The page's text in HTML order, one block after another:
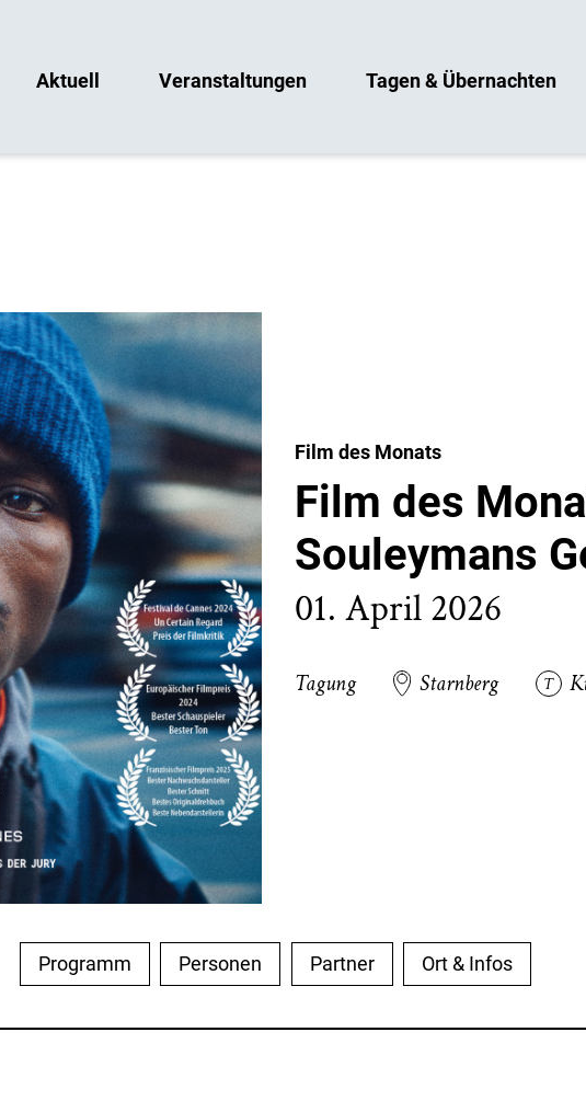
Aktuell Veranstaltungen Tagen & Übernachten
Film des Monats
Film des
Souleymans
01. April 2026
Tagung Starnberg
Programm Personen Partner Ort & Infos